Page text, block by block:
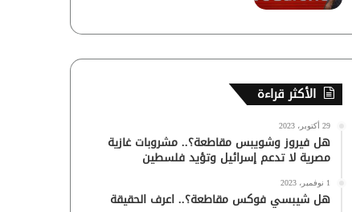
الأكثر قراءة
29 أكتوبر، 2023
هل فيروز وشويبس مقاطعة؟.. مشروبات غازية
مصرية لا تدعم إسرائيل وتؤيد فلسطين
1 نوفمبر، 2023
هل شيبسي فوكس مقاطعة؟.. اعرف الحقيقة